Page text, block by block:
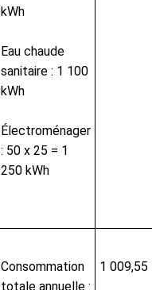
kWh
Eau chaude
sanitaire : 1 100
kWh
Électroménager
: 50 x 25 = 1
250 kWh
Consommation
totale annuelle :
1 009,55